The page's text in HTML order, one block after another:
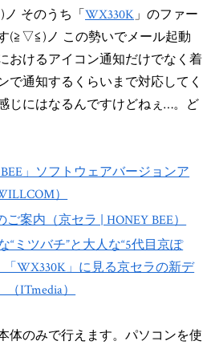
そのうち「WX330K」のファー
(≧▽≦)ノ この勢いでメール起動
おけるアイコン通知だけでなく着
で通知するくらいまで対応してく
じにはなるんですけどねぇ…。ど
」ソフトウェアバージョンア
）
案内（京セラ | HONEY BEE）
“ミツバチ”と大人な“5代目京ぽ
「WX330K」に見る京セラの新デ
ITmedia）
体のみで行えます。パソコンを使